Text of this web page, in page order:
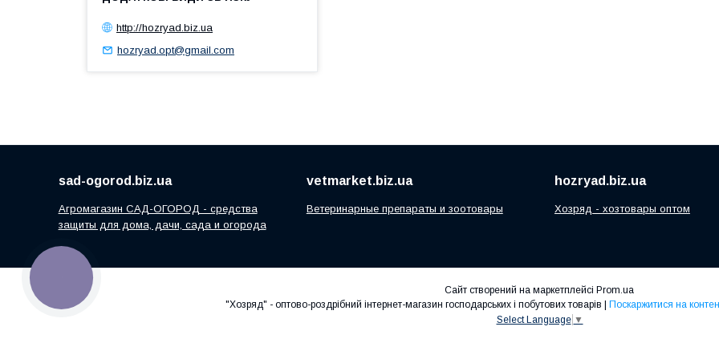
http://hozryad.biz.ua
hozryad.opt@gmail.com
sad-ogorod.biz.ua
Агромагазин САД-ОГОРОД - средства
защиты для дома, дачи, сада и огорода
vetmarket.biz.ua
Ветеринарные препараты и зоотовары
hozryad.biz.ua
Хозряд - хозтовары оптом
Сайт створений на маркетплейсі Prom.ua
"Хозряд" - оптово-роздрібний інтернет-магазин господарських і побутових товарів | Поскаржитися на
Select Language ▼